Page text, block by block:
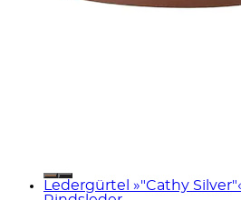
Ledergürtel »"Cathy